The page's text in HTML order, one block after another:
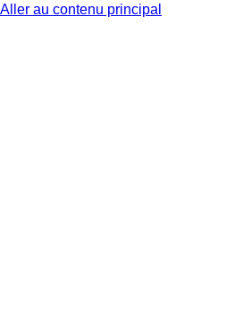
Aller au contenu principal